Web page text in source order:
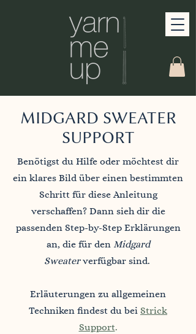
MIDGARD SWEATER
SUPPORT
Benötigst du Hilfe oder möchtest dir
ein klares Bild über einen bestimmten
Schritt für diese Anleitung
verschaffen? Dann sieh dir die
passenden Step-by-Step Erklärungen
an, die für den Midgard
Sweaterverfügbar sind.
Erläuterungen zu allgemeinen
Techniken findest du bei Strick
Support.